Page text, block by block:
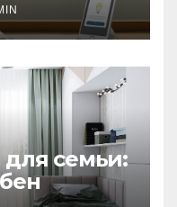
для семьи: